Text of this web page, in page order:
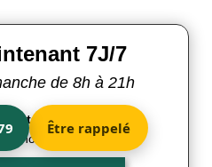
7J/7
de 8h à 21h
le standard &
(non surtaxé)